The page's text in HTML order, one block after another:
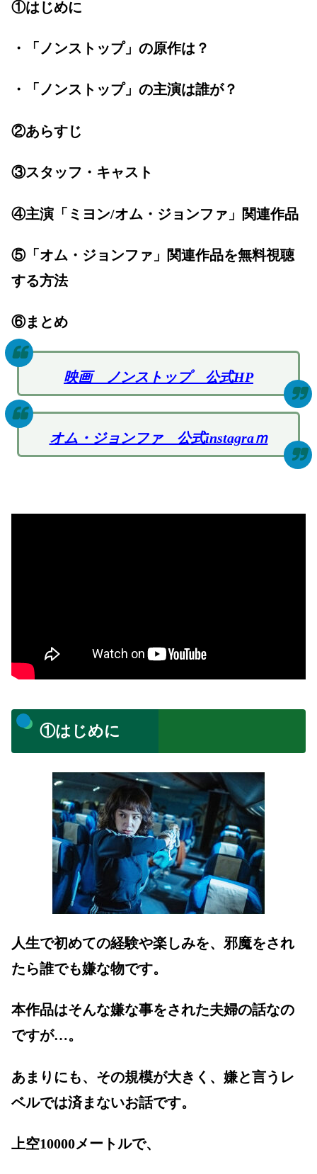
①はじめに
・「ノンストップ」の原作は？
・「ノンストップ」の主演は誰が？
②あらすじ
③スタッフ・キャスト
④主演「ミヨン/オム・ジョンファ」関連作品
⑤「オム・ジョンファ」関連作品を無料視聴
する方法
⑥まとめ
映画 ノンストップ 公式HP
オム・ジョンファ 公式instagraｍ
①はじめに
人生で初めての経験や楽しみを、邪魔をされ
たら誰でも嫌な物です。
本作品はそんな嫌な事をされた夫婦の話なの
ですが…。
あまりにも、その規模が大きく、嫌と言うレ
ベルでは済まないお話です。
上空10000メートルで、